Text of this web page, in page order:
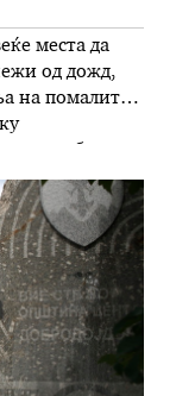
места да
од дожд,
на помалите
и акумулирање
неможност за
…